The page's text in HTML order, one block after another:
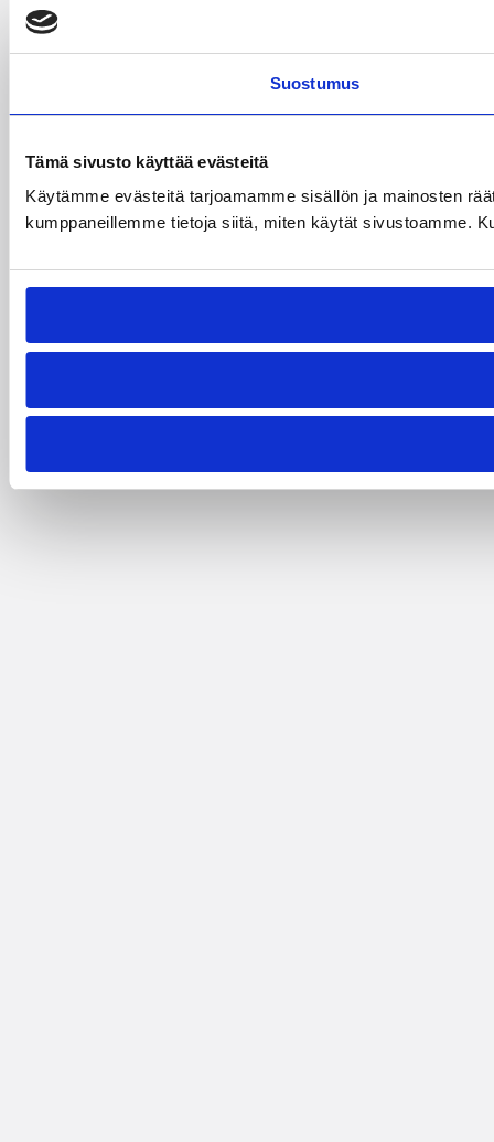
Suostumus
Tämä sivusto käyttää evästeitä
Käytämme evästeitä tarjoamamme sisällön ja mainosten
kumppaneillemme tietoja siitä, miten käytät sivustoamme.